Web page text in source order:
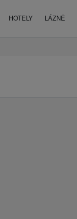
HOTELY LÁZNĚ